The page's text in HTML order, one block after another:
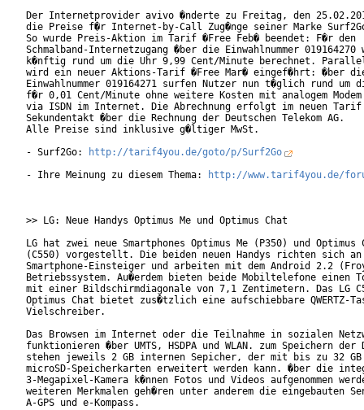
Der Internetprovider avivo �nderte zu Freitag, den
die Preise f�r Internet-by-Call Zug�nge seiner Marke
So wurde Preis-Aktion im Tarif �Free Feb� beendet: F�r den
Schmalband-Internetzugang �ber die Einwahlnummer 019164270
k�nftig rund um die Uhr 9,99 Cent/Minute berechnet.
wird ein neuer Aktions-Tarif �Free Mar� eingef�hrt: �ber
Einwahlnummer 019164271 surfen Nutzer nun t�glich rund um
f�r 0,01 Cent/Minute ohne weitere Kosten mit analogem
via ISDN im Internet. Die Abrechnung erfolgt im neuen Tarif
Sekundentakt �ber die Rechnung der Deutschen Telekom AG.
Alle Preise sind inklusive g�ltiger MwSt.
- Surf2Go:
http://tarif4you.de/goto/p/Surf2Go
- Ihre Meinung zu diesem Thema:
http://www.tarif4you.de/
>> LG: Neue Handys Optimus Me und Optimus Chat
LG hat zwei neue Smartphones Optimus Me (P350) und Optimus
(C550) vorgestellt. Die beiden neuen Handys richten sich an
Smartphone-Einsteiger und arbeiten mit dem Android 2.2
Betriebssystem. Au�erdem bieten beide Mobiltelefone einen
mit einer Bildschirmdiagonale von 7,1 Zentimetern. Das LG
Optimus Chat bietet zus�tzlich eine aufschiebbare QWERTZ-
Vielschreiber.
Das Browsen im Internet oder die Teilnahme in sozialen
funktionieren �ber UMTS, HSDPA und WLAN. zum Speichern der
stehen jeweils 2 GB internen Sepicher, der mit bis zu 32 GB
microSD-Speicherkarten erweitert werden kann. �ber die
3-Megapixel-Kamera k�nnen Fotos und Videos aufgenommen
weiteren Merkmalen geh�ren unter anderem die eingebauten
A-GPS und e-Kompass.